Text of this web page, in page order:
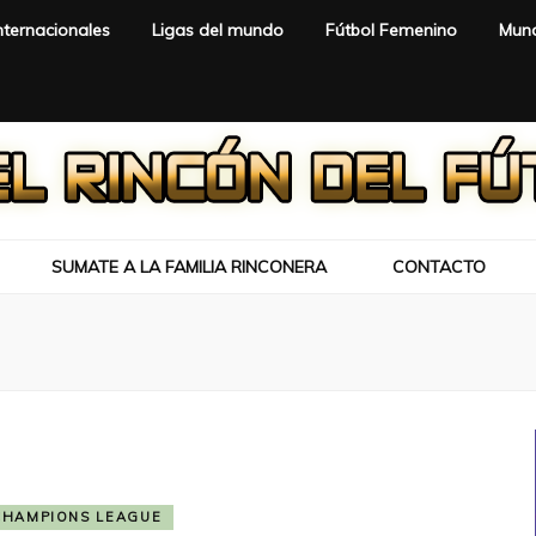
Ligas del mundo Fútbol Femenino
SUMATE A LA FAMILIA RINCONERA CONTACTO
LEAGUE